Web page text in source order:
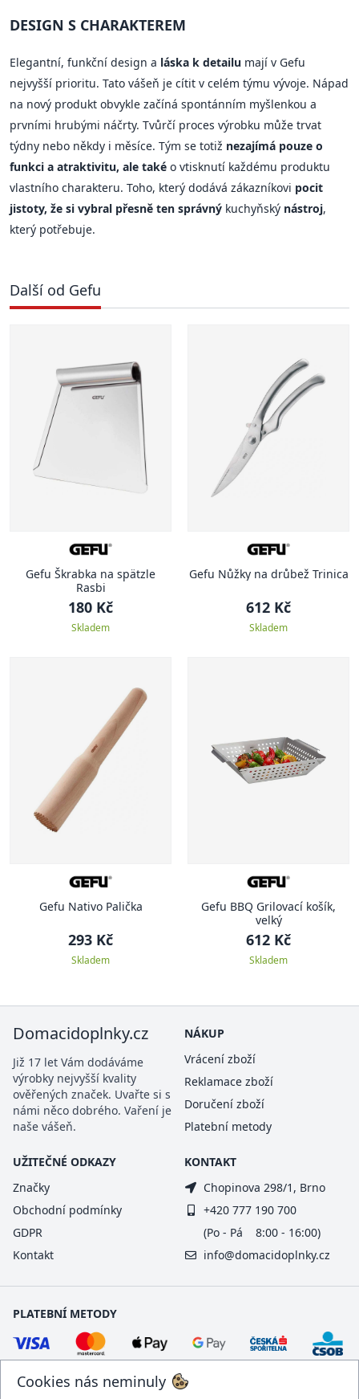
DESIGN S CHARAKTEREM
Elegantní, funkční design a láska k detailu mají v Gefu
nejvyšší prioritu. Tato vášeň je cítit v celém týmu vývoje. Nápad
na nový produkt obvykle začíná spontánním myšlenkou a
prvními hrubými náčrty. Tvůrčí proces výrobku může trvat
týdny nebo někdy i měsíce. Tým se totiž nezajímá pouze o
funkci a atraktivitu, ale také o vtisknutí každému produktu
vlastního charakteru. Toho, který dodává zákazníkovi pocit
jistoty, že si vybral přesně ten správný kuchyňský nástroj,
který potřebuje.
Další od Gefu
Gefu Škrabka na spätzle
Rasbi
180 Kč
Skladem
Gefu Nůžky na drůbež Trinica
612 Kč
Skladem
Gefu Nativo Palička
293 Kč
Skladem
Gefu BBQ Grilovací košík,
velký
612 Kč
Skladem
Cookies nás neminuly
Domacidoplnky.cz
Již 17 let Vám dodáváme
výrobky nejvyšší kvality
ověřených značek. Uvařte si s
námi něco dobrého. Vaření je
naše vášeň.
NÁKUP
Vrácení zboží
Reklamace zboží
Doručení zboží
Platební metody
UŽITEČNÉ ODKAZY
Značky
Obchodní podmínky
GDPR
Kontakt
KONTAKT
Chopinova 298/1, Brno
+420 777 190 700
(Po - Pá 8:00 - 16:00)
info@domacidoplnky.cz
PLATEBNÍ METODY